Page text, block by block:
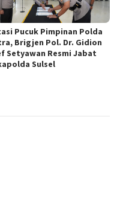
Pucuk Pimpinan Polda
Brigjen Pol. Dr. Gidion
Setyawan Resmi Jabat
Sulsel